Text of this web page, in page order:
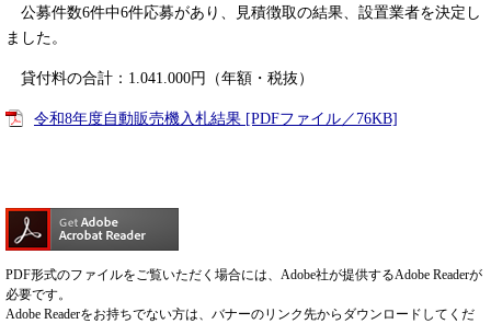
公募件数6件中6件応募があり、見積徴取の結果、設置業者を決定し
ました。
貸付料の合計：1.041.000円（年額・税抜）
令和8年度自動販売機入札結果 [PDFファイル／76KB]
PDF形式のファイルをご覧いただく場合には、Adobe社が提供するAdobe Readerが
必要です。
Adobe Readerをお持ちでない方は、バナーのリンク先からダウンロードしてくだ